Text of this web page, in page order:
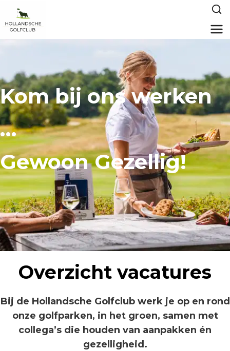
Kom bij ons werken
…
Gewoon Gezellig!
Overzicht vacatures
Bij de Hollandsche Golfclub werk je op en rond
onze golfparken, in het groen, samen met
collega’s die houden van aanpakken én
gezelligheid.